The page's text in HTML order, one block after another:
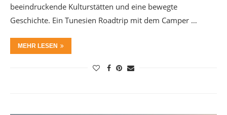
beeindruckende Kulturstätten und eine bewegte
Geschichte. Ein Tunesien Roadtrip mit dem Camper …
MEHR LESEN